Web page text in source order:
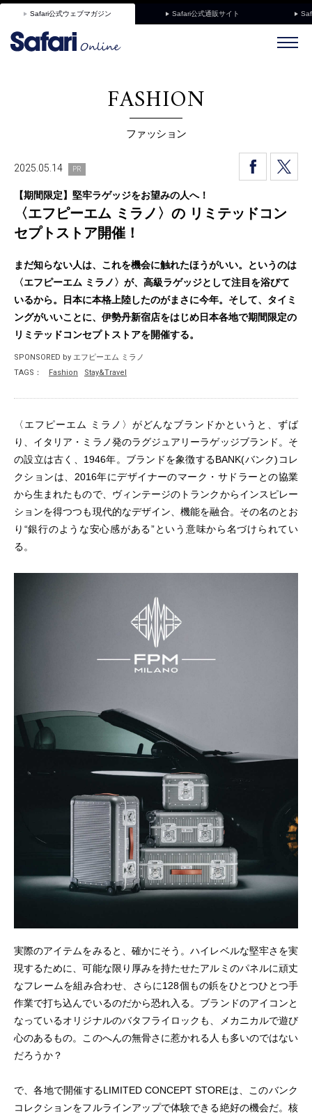
Safari公式ウェブマガジン Safari公式通販サイト
FASHION
ファッション
2025.05.14 PR
【期間限定】堅牢ラゲッジをお望みの人へ！
〈エフピーエム ミラノ〉の リミテッドコン
セプトストア開催！
まだ知らない人は、これを機会に触れたほうがいい。というのは
〈エフピーエム ミラノ〉が、高級ラゲッジとして注目を浴びて
いるから。日本に本格上陸したのがまさに今年。そして、タイミ
ングがいいことに、伊勢丹新宿店をはじめ日本各地で期間限定の
リミテッドコンセプトストアを開催する。
SPONSORED by エフピーエム ミラノ
TAGS：
Fashion Stay&Travel
〈エフピーエム ミラノ〉がどんなブランドかというと、ずば
り、イタリア・ミラノ発のラグジュアリーラゲッジブランド。そ
の設立は古く、1946年。ブランドを象徴するBANK(バンク)コレ
クションは、2016年にデザイナーのマーク・サドラーとの協業
から生まれたもので、ヴィンテージのトランクからインスピレー
ションを得つつも現代的なデザイン、機能を融合。その名のとお
り“銀行のような安心感がある”という意味から名づけられてい
る。
実際のアイテムをみると、確かにそう。ハイレベルな堅牢さを実
現するために、可能な限り厚みを持たせたアルミのパネルに頑丈
なフレームを組み合わせ、さらに128個もの鋲をひとつひとつ手
作業で打ち込んでいるのだから恐れ入る。ブランドのアイコンと
なっているオリジナルのバタフライロックも、メカニカルで遊び
心のあるもの。このへんの無骨さに惹かれる人も多いのではない
だろうか？
で、各地で開催するLIMITED CONCEPT STOREは、このバンク
コレクションをフルラインアップで体験できる絶好の機会だ。核